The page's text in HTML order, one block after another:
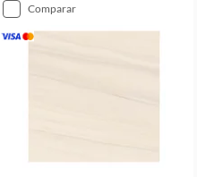
comparar